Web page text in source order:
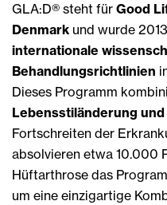
GLA:D® steht für Good
Denmark und wurde
internationale
Behandlungsrichtlinien
Dieses Programm
Lebensstiländerung
Fortschreiten der
absolvieren etwa 10.000
Hüftarthrose das
um eine einzigartige